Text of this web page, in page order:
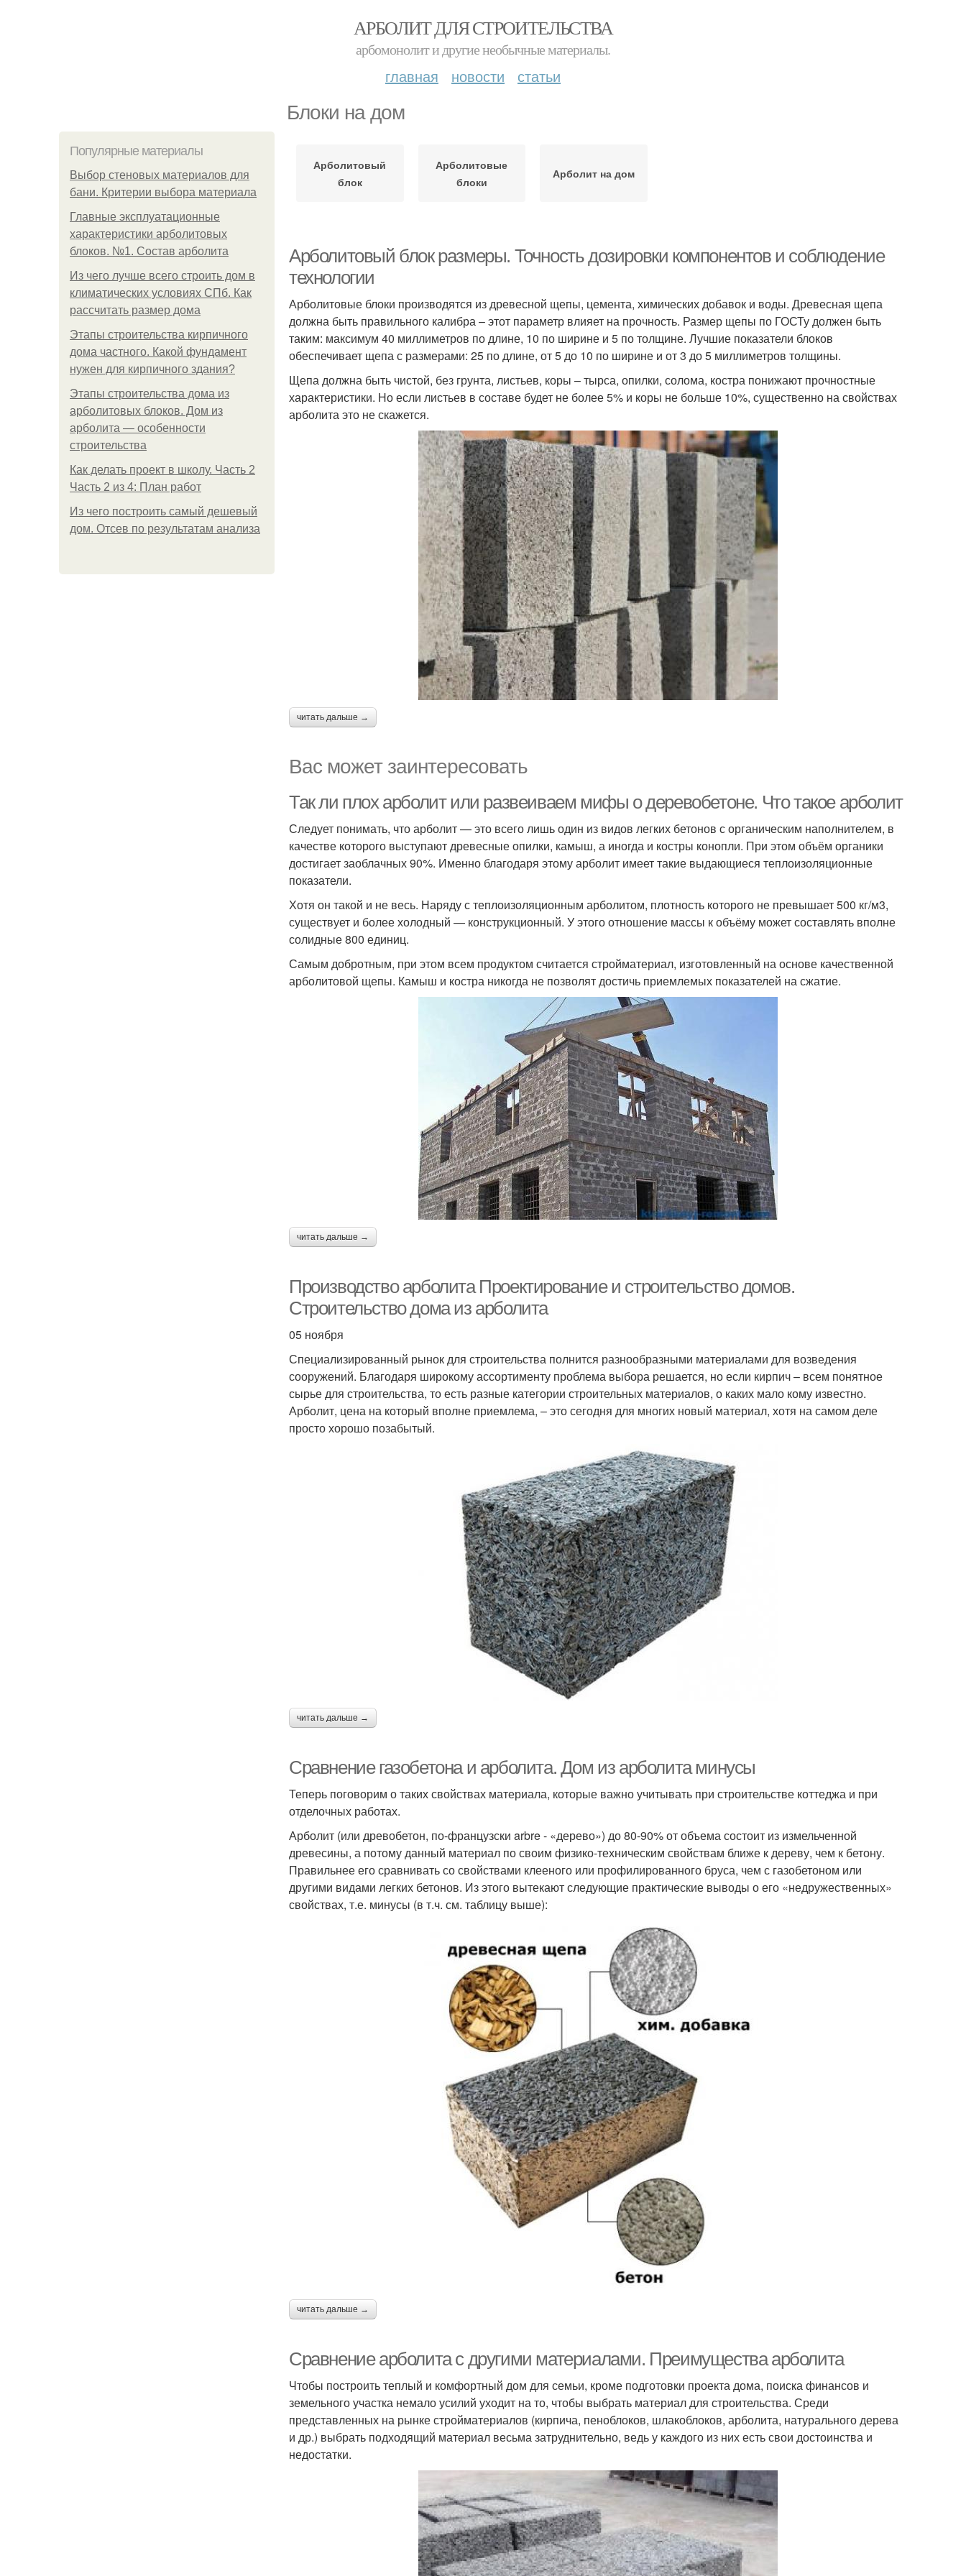
АРБОЛИТ ДЛЯ СТРОИТЕЛЬСТВА
арбомонолит и другие необычные материалы.
главная новости статьи
Блоки на дом
Популярные материалы
Выбор стеновых материалов для
бани. Критерии выбора материала
Главные эксплуатационные
характеристики арболитовых
блоков. №1. Состав арболита
Из чего лучше всего строить дом в
климатических условиях СПб. Как
рассчитать размер дома
Этапы строительства кирпичного
дома частного. Какой фундамент
нужен для кирпичного здания?
Этапы строительства дома из
арболитовых блоков. Дом из
арболита — особенности
строительства
Как делать проект в школу. Часть 2
Часть 2 из 4: План работ
Из чего построить самый дешевый
дом. Отсев по результатам анализа
Арболитовый
блок
Арболитовые
блоки
Арболит на дом
Арболитовый блок размеры. Точность дозировки компонентов и соблюдение
технологии
Арболитовые блоки производятся из древесной щепы, цемента, химических добавок и воды. Древесная щепа
должна быть правильного калибра – этот параметр влияет на прочность. Размер щепы по ГОСТу должен быть
таким: максимум 40 миллиметров по длине, 10 по ширине и 5 по толщине. Лучшие показатели блоков
обеспечивает щепа с размерами: 25 по длине, от 5 до 10 по ширине и от 3 до 5 миллиметров толщины.
Щепа должна быть чистой, без грунта, листьев, коры – тырса, опилки, солома, костра понижают прочностные
характеристики. Но если листьев в составе будет не более 5% и коры не больше 10%, существенно на свойствах
арболита это не скажется.
читать дальше →
Вас может заинтересовать
Так ли плох арболит или развеиваем мифы о деревобетоне. Что такое арболит
Следует понимать, что арболит — это всего лишь один из видов легких бетонов с органическим наполнителем, в
качестве которого выступают древесные опилки, камыш, а иногда и костры конопли. При этом объём органики
достигает заоблачных 90%. Именно благодаря этому арболит имеет такие выдающиеся теплоизоляционные
показатели.
Хотя он такой и не весь. Наряду с теплоизоляционным арболитом, плотность которого не превышает 500 кг/м3,
существует и более холодный — конструкционный. У этого отношение массы к объёму может составлять вполне
солидные 800 единиц.
Самым добротным, при этом всем продуктом считается стройматериал, изготовленный на основе качественной
арболитовой щепы. Камыш и костра никогда не позволят достичь приемлемых показателей на сжатие.
читать дальше →
Производство арболита Проектирование и строительство домов.
Строительство дома из арболита
05 ноября
Специализированный рынок для строительства полнится разнообразными материалами для возведения
сооружений. Благодаря широкому ассортименту проблема выбора решается, но если кирпич – всем понятное
сырье для строительства, то есть разные категории строительных материалов, о каких мало кому известно.
Арболит, цена на который вполне приемлема, – это сегодня для многих новый материал, хотя на самом деле
просто хорошо позабытый.
читать дальше →
Сравнение газобетона и арболита. Дом из арболита минусы
Теперь поговорим о таких свойствах материала, которые важно учитывать при строительстве коттеджа и при
отделочных работах.
Арболит (или древобетон, по-французски arbre - «дерево») до 80-90% от объема состоит из измельченной
древесины, а потому данный материал по своим физико-техническим свойствам ближе к дереву, чем к бетону.
Правильнее его сравнивать со свойствами клееного или профилированного бруса, чем с газобетоном или
другими видами легких бетонов. Из этого вытекают следующие практические выводы о его «недружественных»
свойствах, т.е. минусы (в т.ч. см. таблицу выше):
читать дальше →
Сравнение арболита с другими материалами. Преимущества арболита
Чтобы построить теплый и комфортный дом для семьи, кроме подготовки проекта дома, поиска финансов и
земельного участка немало усилий уходит на то, чтобы выбрать материал для строительства. Среди
представленных на рынке стройматериалов (кирпича, пеноблоков, шлакоблоков, арболита, натурального дерева
и др.) выбрать подходящий материал весьма затруднительно, ведь у каждого из них есть свои достоинства и
недостатки.